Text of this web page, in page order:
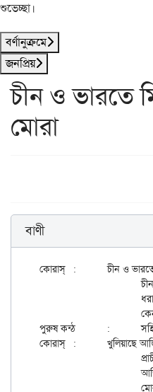
শুভেচ্ছা।
বর্ণানুক্রমে
জনপ্রিয়
চীন ও ভারতে
মোরা
বাণী
কোরাস্	:	চীন ও ভারতে মিলেছি আবার মোরা শত কোটি লোক।
			চীন ভারতের জয় হোক! ঐক্যের জয় হোক! সাম্যের জয় হোক।
পুরুষ কন্ঠ	:	সহিব না আজ এই অবিচার —
কোরাস্	:	খুলিয়াছে আজি চোখ॥
			আজি এই কথা যেন কয় —